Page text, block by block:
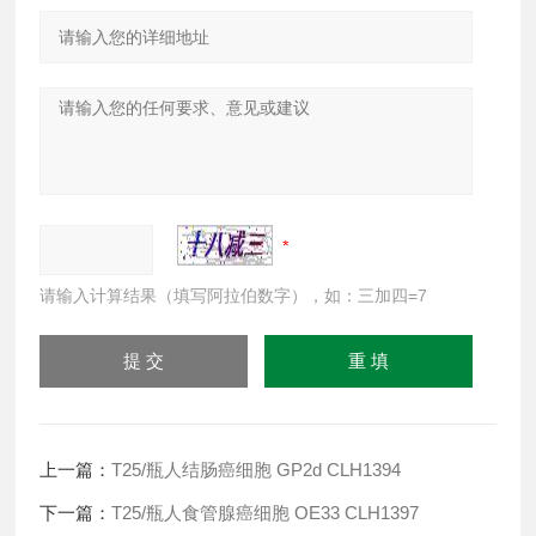
请输入计算结果（填写阿拉伯数字），如：三加四=7
上一篇：T25/瓶人结肠癌细胞 GP2d CLH1394
下一篇：T25/瓶人食管腺癌细胞 OE33 CLH1397